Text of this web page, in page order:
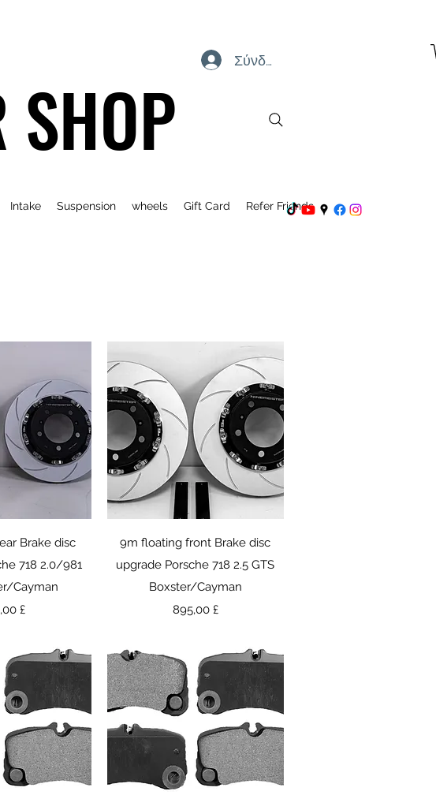
Σύνδεση
Intake Suspension wheels Gift Card Refer Friends
SHOP
προβολή
Brake disc
718 2.0/981
Cayman
Τιμή£
Γρήγορη προβολή
9m floating front Brake disc
upgrade Porsche 718 2.5 GTS
Boxster/Cayman
Τιμή
895,00 £